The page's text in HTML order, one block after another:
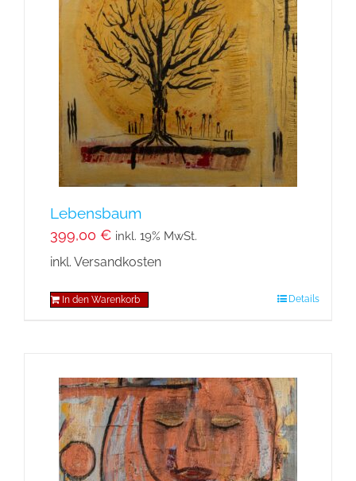
Lebensbaum
399,00 € inkl. 19% MwSt.
inkl. Versandkosten
In den Warenkorb Details